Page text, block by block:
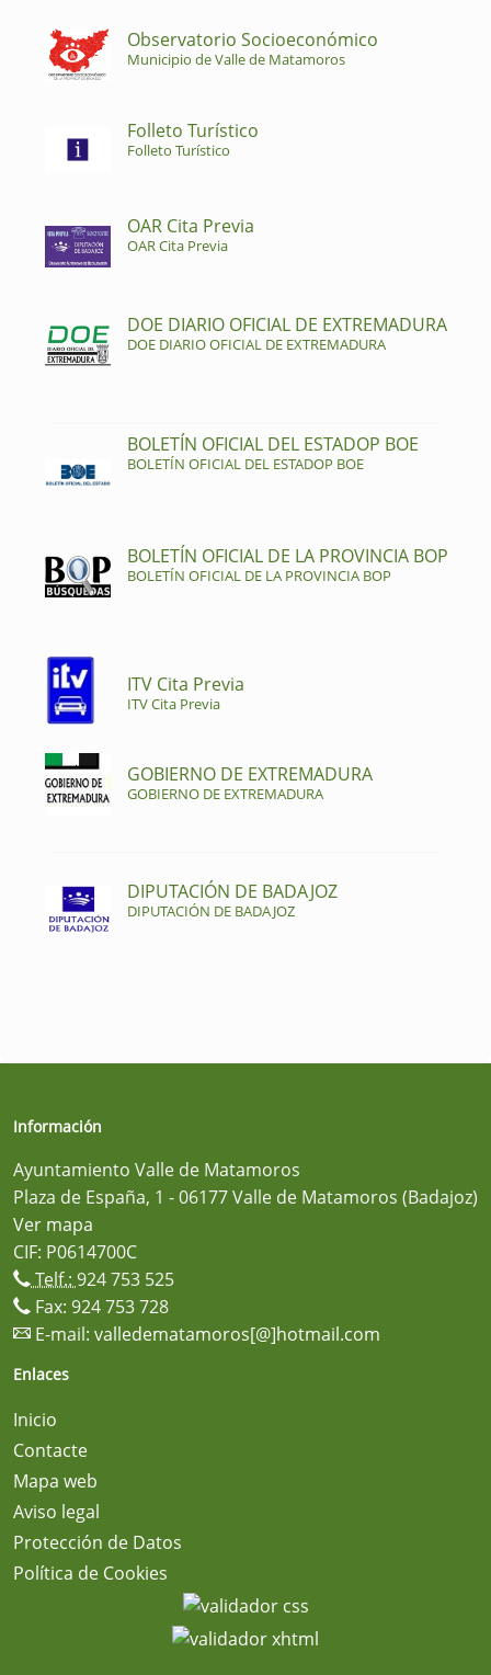
Observatorio Socioeconómico
Municipio de Valle de Matamoros
Folleto Turístico
Folleto Turístico
OAR Cita Previa
OAR Cita Previa
DOE DIARIO OFICIAL DE EXTREMADURA
DOE DIARIO OFICIAL DE EXTREMADURA
BOLETÍN OFICIAL DEL ESTADOP BOE
BOLETÍN OFICIAL DEL ESTADOP BOE
BOLETÍN OFICIAL DE LA PROVINCIA BOP
BOLETÍN OFICIAL DE LA PROVINCIA BOP
ITV Cita Previa
ITV Cita Previa
GOBIERNO DE EXTREMADURA
GOBIERNO DE EXTREMADURA
DIPUTACIÓN DE BADAJOZ
DIPUTACIÓN DE BADAJOZ
Información
Ayuntamiento Valle de Matamoros
Plaza de España, 1 - 06177 Valle de Matamoros (Badajoz)
Ver mapa
CIF: P0614700C
Telf.: 924 753 525
Fax: 924 753 728
E-mail: valledematamoros[@]hotmail.com
Enlaces
Inicio
Contacte
Mapa web
Aviso legal
Protección de Datos
Política de Cookies